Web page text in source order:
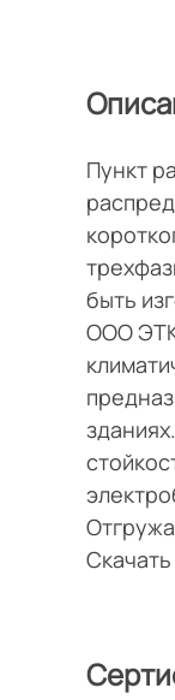
Пункт
быть
ООО